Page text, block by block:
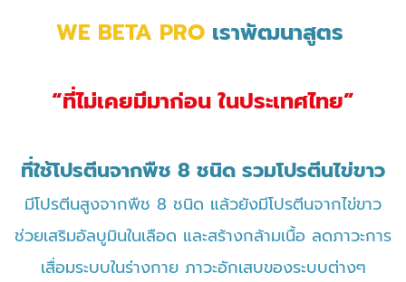
​WE BETA PROเราพัฒนาสูตร
“ที่ไม่เคยมีมาก่อน ในประเทศไทย”
ที่ใช้โปรตีนจากพืช 8 ชนิด รวมโปรตีนไข่ขาว
มีโปรตีนสูงจากพืช 8 ชนิด แล้วยังมีโปรตีนจากไข่ขาว
ช่วยเสริมอัลบูมินในเลือด และสร้างกล้ามเนื้อ ลดภาวะการ
เสื่อมระบบในร่างกาย ภาวะอักเสบของระบบต่างๆ